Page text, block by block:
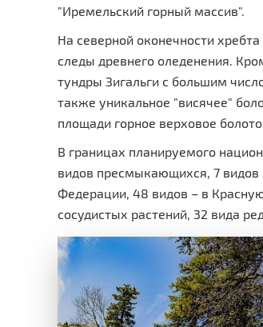
"Иремельский горный массив".
На северной оконечности
следы древнего оледенения.
тундры Зигальги с большим
также уникальное "висячее"
площади горное верховое
В границах планируемого
видов пресмыкающихся, 7 видов
Федерации, 48 видов – в
сосудистых растений, 32 вида